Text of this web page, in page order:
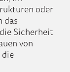
oder
das
Sicherheit
von